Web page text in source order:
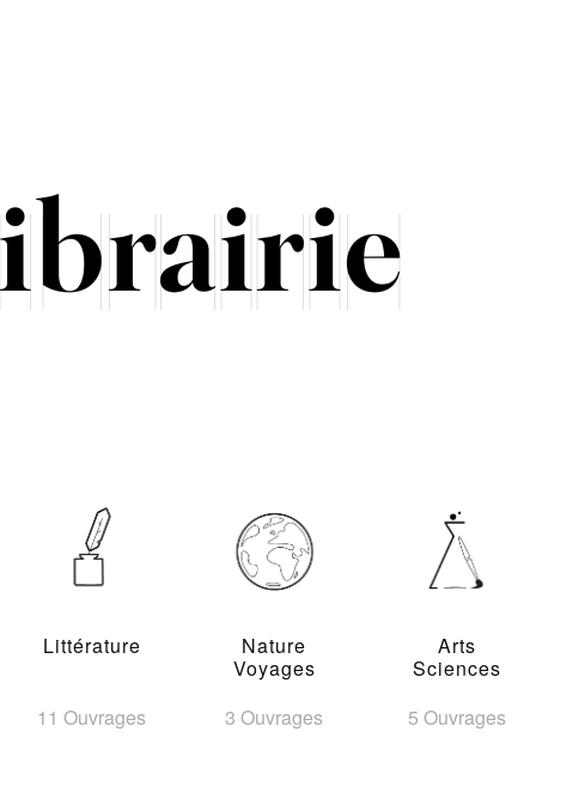
Littérature
11 Ouvrages
Nature
Voyages
3 Ouvrages
Arts
Sciences
5 Ouvrages